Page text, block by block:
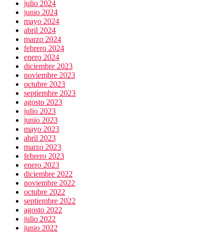
julio 2024
junio 2024
mayo 2024
abril 2024
marzo 2024
febrero 2024
enero 2024
diciembre 2023
noviembre 2023
octubre 2023
septiembre 2023
agosto 2023
julio 2023
junio 2023
mayo 2023
abril 2023
marzo 2023
febrero 2023
enero 2023
diciembre 2022
noviembre 2022
octubre 2022
septiembre 2022
agosto 2022
julio 2022
junio 2022